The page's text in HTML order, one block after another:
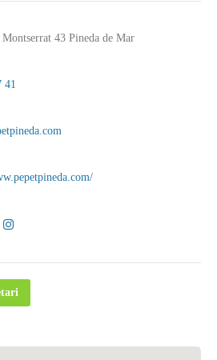
43 Pineda de Mar
41